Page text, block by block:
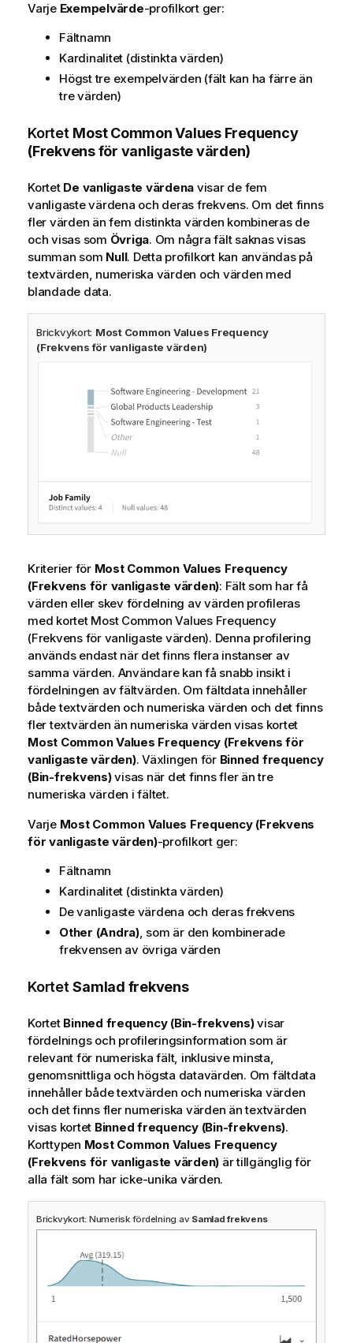
Varje Exempelvärde-profilkort ger:
Fältnamn
Kardinalitet (distinkta värden)
Högst tre exempelvärden (fält kan ha färre än
tre värden)
Kortet Most Common Values Frequency
(Frekvens för vanligaste värden)
Kortet De vanligaste värdena visar de fem
vanligaste värdena och deras frekvens. Om det finns
fler värden än fem distinkta värden kombineras de
och visas som Övriga. Om några fält saknas visas
summan som Null. Detta profilkort kan användas på
textvärden, numeriska värden och värden med
blandade data.
Brickvykort: Most Common Values Frequency
(Frekvens för vanligaste värden)
Kriterier för Most Common Values Frequency
(Frekvens för vanligaste värden): Fält som har få
värden eller skev fördelning av värden profileras
med kortet Most Common Values Frequency
(Frekvens för vanligaste värden). Denna profilering
används endast när det finns flera instanser av
samma värden. Användare kan få snabb insikt i
fördelningen av fältvärden. Om fältdata innehåller
både textvärden och numeriska värden och det finns
fler textvärden än numeriska värden visas kortet
Most Common Values Frequency (Frekvens för
vanligaste värden). Växlingen för Binned frequency
(Bin-frekvens)visas när det finns fler än tre
numeriska värden i fältet.
Varje Most Common Values Frequency (Frekvens
för vanligaste värden)-profilkort ger:
Fältnamn
Kardinalitet (distinkta värden)
De vanligaste värdena och deras frekvens
Other (Andra), som är den kombinerade
frekvensen av övriga värden
KortetSamlad frekvens
Kortet Binned frequency (Bin-frekvens)visar
fördelnings och profileringsinformation som är
relevant för numeriska fält, inklusive minsta,
genomsnittliga och högsta datavärden. Om fältdata
innehåller både textvärden och numeriska värden
och det finns fler numeriska värden än textvärden
visas kortet Binned frequency (Bin-frekvens).
Korttypen Most Common Values Frequency
(Frekvens för vanligaste värden) är tillgänglig för
alla fält som har icke-unika värden.
Brickvykort: Numerisk fördelning av Samlad frekvens